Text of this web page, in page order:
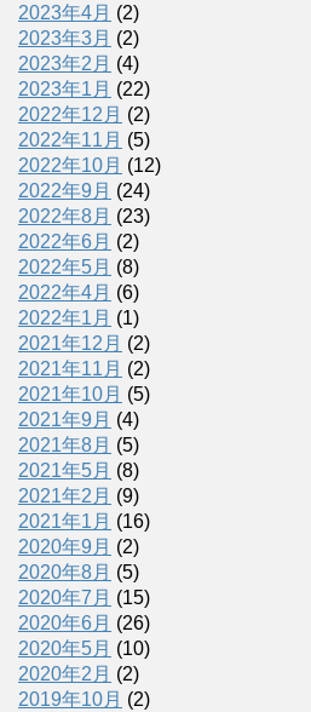
2023年4月 (2)
2023年3月 (2)
2023年2月 (4)
2023年1月 (22)
2022年12月 (2)
2022年11月 (5)
2022年10月 (12)
2022年9月 (24)
2022年8月 (23)
2022年6月 (2)
2022年5月 (8)
2022年4月 (6)
2022年1月 (1)
2021年12月 (2)
2021年11月 (2)
2021年10月 (5)
2021年9月 (4)
2021年8月 (5)
2021年5月 (8)
2021年2月 (9)
2021年1月 (16)
2020年9月 (2)
2020年8月 (5)
2020年7月 (15)
2020年6月 (26)
2020年5月 (10)
2020年2月 (2)
2019年10月 (2)